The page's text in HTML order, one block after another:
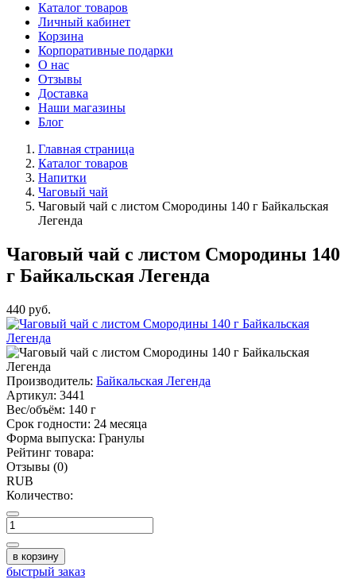
Каталог товаров
Личный кабинет
Корзина
Корпоративные подарки
О нас
Отзывы
Доставка
Наши магазины
Блог
Главная страница
Каталог товаров
Напитки
Чаговый чай
Чаговый чай с листом Смородины 140 г Байкальская
Легенда
Чаговый чай с листом Смородины 140
г Байкальская Легенда
440 руб.
Производитель: Байкальская Легенда
Артикул: 3441
Вес/объём: 140 г
Срок годности: 24 месяца
Форма выпуска: Гранулы
Рейтинг товара:
Отзывы (0)
RUB
Количество:
в корзину
быстрый заказ